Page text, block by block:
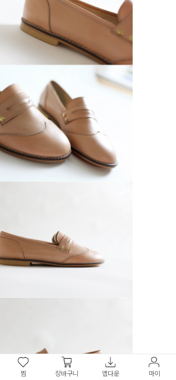
찜 장바구니 앱다운 마이